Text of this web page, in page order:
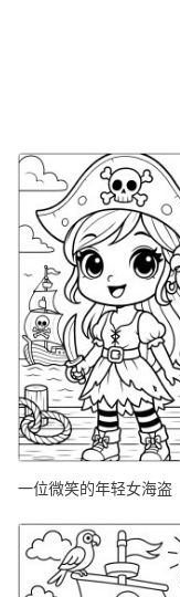
一位微笑的年轻女海盗